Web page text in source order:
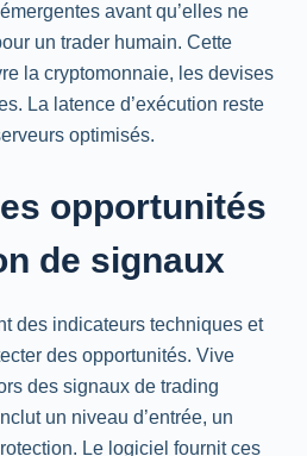
avant qu’elles ne
un trader humain. Cette
la cryptomonnaie, les devises
La latence d’exécution reste
optimisés.
opportunités
de signaux
des indicateurs techniques et
des opportunités. Vive
des signaux de trading
un niveau d’entrée, un
Le logiciel fournit ces